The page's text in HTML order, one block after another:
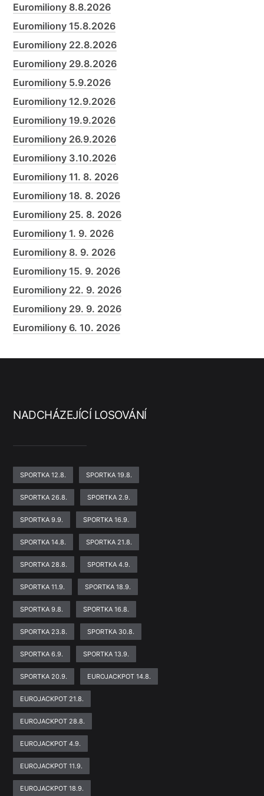
Euromiliony 8.8.2026
Euromiliony 15.8.2026
Euromiliony 22.8.2026
Euromiliony 29.8.2026
Euromiliony 5.9.2026
Euromiliony 12.9.2026
Euromiliony 19.9.2026
Euromiliony 26.9.2026
Euromiliony 3.10.2026
Euromiliony 11. 8. 2026
Euromiliony 18. 8. 2026
Euromiliony 25. 8. 2026
Euromiliony 1. 9. 2026
Euromiliony 8. 9. 2026
Euromiliony 15. 9. 2026
Euromiliony 22. 9. 2026
Euromiliony 29. 9. 2026
Euromiliony 6. 10. 2026
NADCHÁZEJÍCÍ LOSOVÁNÍ
SPORTKA 12.8. SPORTKA 19.8.
SPORTKA 26.8. SPORTKA 2.9.
SPORTKA 9.9. SPORTKA 16.9.
SPORTKA 14.8. SPORTKA 21.8.
SPORTKA 28.8. SPORTKA 4.9.
SPORTKA 11.9. SPORTKA 18.9.
SPORTKA 9.8. SPORTKA 16.8.
SPORTKA 23.8. SPORTKA 30.8.
SPORTKA 6.9. SPORTKA 13.9.
SPORTKA 20.9. EUROJACKPOT 14.8.
EUROJACKPOT 21.8.
EUROJACKPOT 28.8.
EUROJACKPOT 4.9.
EUROJACKPOT 11.9.
EUROJACKPOT 18.9.